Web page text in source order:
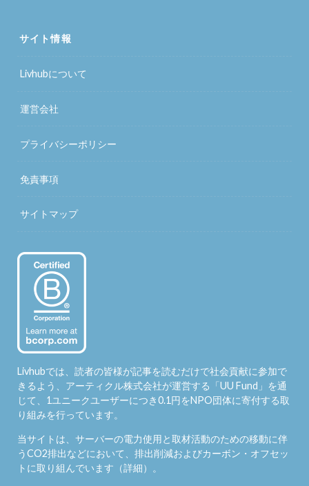
サイト情報
Livhubについて
運営会社
プライバシーポリシー
免責事項
サイトマップ
Livhubでは、読者の皆様が記事を読むだけで社会貢献に参加で
きるよう、アーティクル株式会社が運営する「UU Fund 」を通
じて、1ユニークユーザーにつき0.1円をNPO団体に寄付する取
り組みを行っています。
当サイトは、サーバーの電力使用と取材活動のための移動に伴
うCO2排出などにおいて、排出削減およびカーボン・オフセッ
トに取り組んでいます（詳細）。